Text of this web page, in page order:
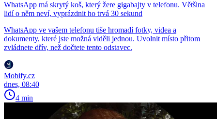
WhatsApp má skrytý koš, který žere gigabajty v telefonu. Většina
lidí o něm neví, vyprázdnit ho trvá 30 sekund
WhatsApp ve vašem telefonu tiše hromadí fotky, videa a
dokumenty, které jste možná viděli jednou. Uvolnit místo přitom
zvládnete dřív, než dočtete tento odstavec.
Mobify.cz
dnes, 08:40
4 min